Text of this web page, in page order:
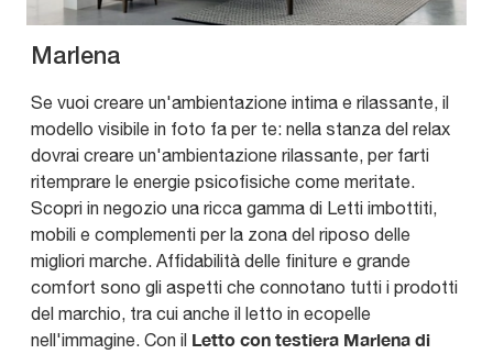
Marlena
Se vuoi creare un'ambientazione intima e rilassante, il
modello visibile in foto fa per te: nella stanza del relax
dovrai creare un'ambientazione rilassante, per farti
ritemprare le energie psicofisiche come meritate.
Scopri in negozio una ricca gamma di Letti imbottiti,
mobili e complementi per la zona del riposo delle
migliori marche. Affidabilità delle finiture e grande
comfort sono gli aspetti che connotano tutti i prodotti
del marchio, tra cui anche il letto in ecopelle
nell'immagine. Con il Letto con testiera Marlena di